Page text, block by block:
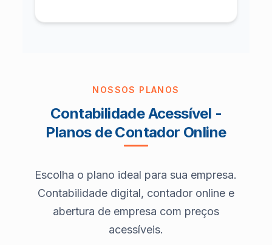
NOSSOS PLANOS
Contabilidade Acessível -
Planos de Contador Online
Escolha o plano ideal para sua empresa.
Contabilidade digital, contador online e
abertura de empresa com preços
acessíveis.